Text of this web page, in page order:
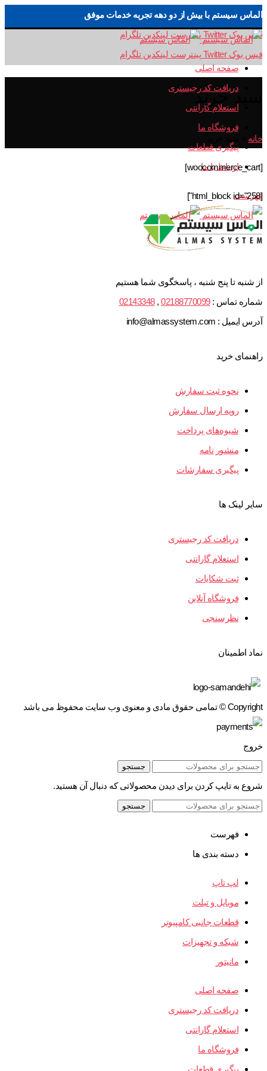
الماس سیستم با بیش از دو دهه تجربه خدمات موفق
فیس بوک Twitter پینترست لینکدین تلگرام
فیس بوک Twitter پینترست لینکدین تلگرام
صفحه اصلی
دریافت کد رجیستری
استعلام گارانتی
فروشگاه ما
پیگیری قطعات
ارتباط با ما
فهرست
سبد خرید
خانه
[woocommerce_cart]
[html_block id="258"]
از شنبه تا پنج شنبه ، پاسخگوی شما هستیم
شماره تماس :02188770099
,
02143348
آدرس ایمیل : info@almassystem.com
راهنمای خرید
نحوه ثبت سفارش
رویه ارسال سفارش
شیوه‌های پرداخت
منشور نامه
پیگیری سفارشات
سایر لینک ها
دریافت کد رجیستری
استعلام گارانتی
ثبت شکایات
فروشگاه آنلاین
نظرسنجی
نماد اطمینان
Copyright © تمامی حقوق مادی و معنوی وب سایت محفوظ می باشد
خروج
جستجو
شروع به تایپ کردن برای دیدن محصولاتی که دنبال آن هستید.
جستجو
فهرست
دسته بندی ها
لپ تاپ
موبایل و تبلت
قطعات جانبی کامپیوتر
شبکه و تجهیزات
مانیتور
صفحه اصلی
دریافت کد رجیستری
استعلام گارانتی
فروشگاه ما